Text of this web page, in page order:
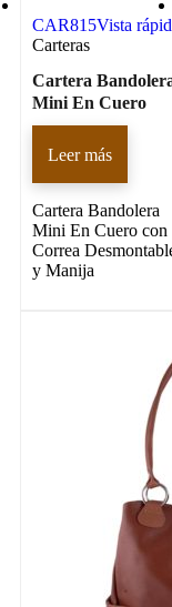
CAR815Vista
Carteras
Cartera
Mini En Cuero
Leer más
Cartera Bandolera
Mini En Cuero con
Correa
y Manija